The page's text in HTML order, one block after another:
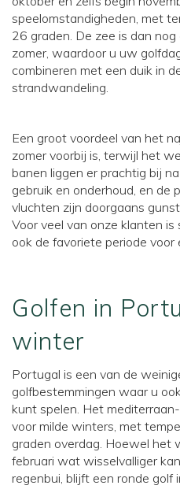
speelomstandigheden, met
26 graden. De zee is dan
zomer, waardoor u uw
combineren met een duik in
strandwandeling.
Een groot voordeel van het
zomer voorbij is, terwijl het
banen liggen er prachtig bij
gebruik en onderhoud, en de
vluchten zijn doorgaans
Voor veel van onze klanten
ook de favoriete periode voor
Golfen in
winter
Portugal is een van de
golfbestemmingen waar u
kunt spelen. Het
voor milde winters, met
graden overdag. Hoewel het
februari wat wisselvalliger
regenbui, blijft een ronde golf